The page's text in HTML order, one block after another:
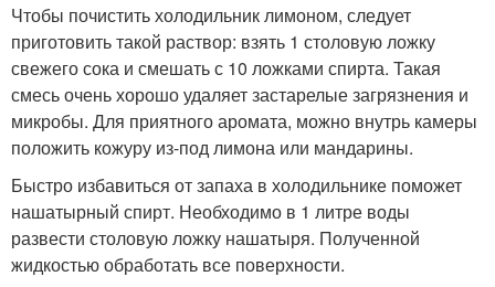
Чтобы почистить холодильник лимоном, следует
приготовить такой раствор: взять 1 столовую ложку
свежего сока и смешать с 10 ложками спирта. Такая
смесь очень хорошо удаляет застарелые загрязнения и
микробы. Для приятного аромата, можно внутрь камеры
положить кожуру из-под лимона или мандарины.
Быстро избавиться от запаха в холодильнике поможет
нашатырный спирт. Необходимо в 1 литре воды
развести столовую ложку нашатыря. Полученной
жидкостью обработать все поверхности.